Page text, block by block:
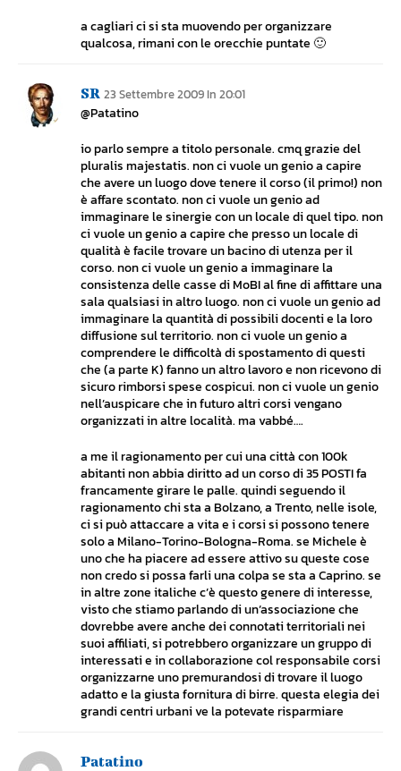
a cagliari ci si sta muovendo per organizzare
qualcosa, rimani con le orecchie puntate 🙂
SR 23 Settembre 2009 In 20:01
@Patatino
io parlo sempre a titolo personale. cmq grazie del
pluralis majestatis. non ci vuole un genio a capire
che avere un luogo dove tenere il corso (il primo!) non
è affare scontato. non ci vuole un genio ad
immaginare le sinergie con un locale di quel tipo. non
ci vuole un genio a capire che presso un locale di
qualità è facile trovare un bacino di utenza per il
corso. non ci vuole un genio a immaginare la
consistenza delle casse di MoBI al fine di affittare una
sala qualsiasi in altro luogo. non ci vuole un genio ad
immaginare la quantità di possibili docenti e la loro
diffusione sul territorio. non ci vuole un genio a
comprendere le difficoltà di spostamento di questi
che (a parte K) fanno un altro lavoro e non ricevono di
sicuro rimborsi spese cospicui. non ci vuole un genio
nell’auspicare che in futuro altri corsi vengano
organizzati in altre località. ma vabbé….
a me il ragionamento per cui una città con 100k
abitanti non abbia diritto ad un corso di 35 POSTI fa
francamente girare le palle. quindi seguendo il
ragionamento chi sta a Bolzano, a Trento, nelle isole,
ci si può attaccare a vita e i corsi si possono tenere
solo a Milano-Torino-Bologna-Roma. se Michele è
uno che ha piacere ad essere attivo su queste cose
non credo si possa farli una colpa se sta a Caprino. se
in altre zone italiche c’è questo genere di interesse,
visto che stiamo parlando di un’associazione che
dovrebbe avere anche dei connotati territoriali nei
suoi affiliati, si potrebbero organizzare un gruppo di
interessati e in collaborazione col responsabile corsi
organizzarne uno premurandosi di trovare il luogo
adatto e la giusta fornitura di birre. questa elegia dei
grandi centri urbani ve la potevate risparmiare
Patatino